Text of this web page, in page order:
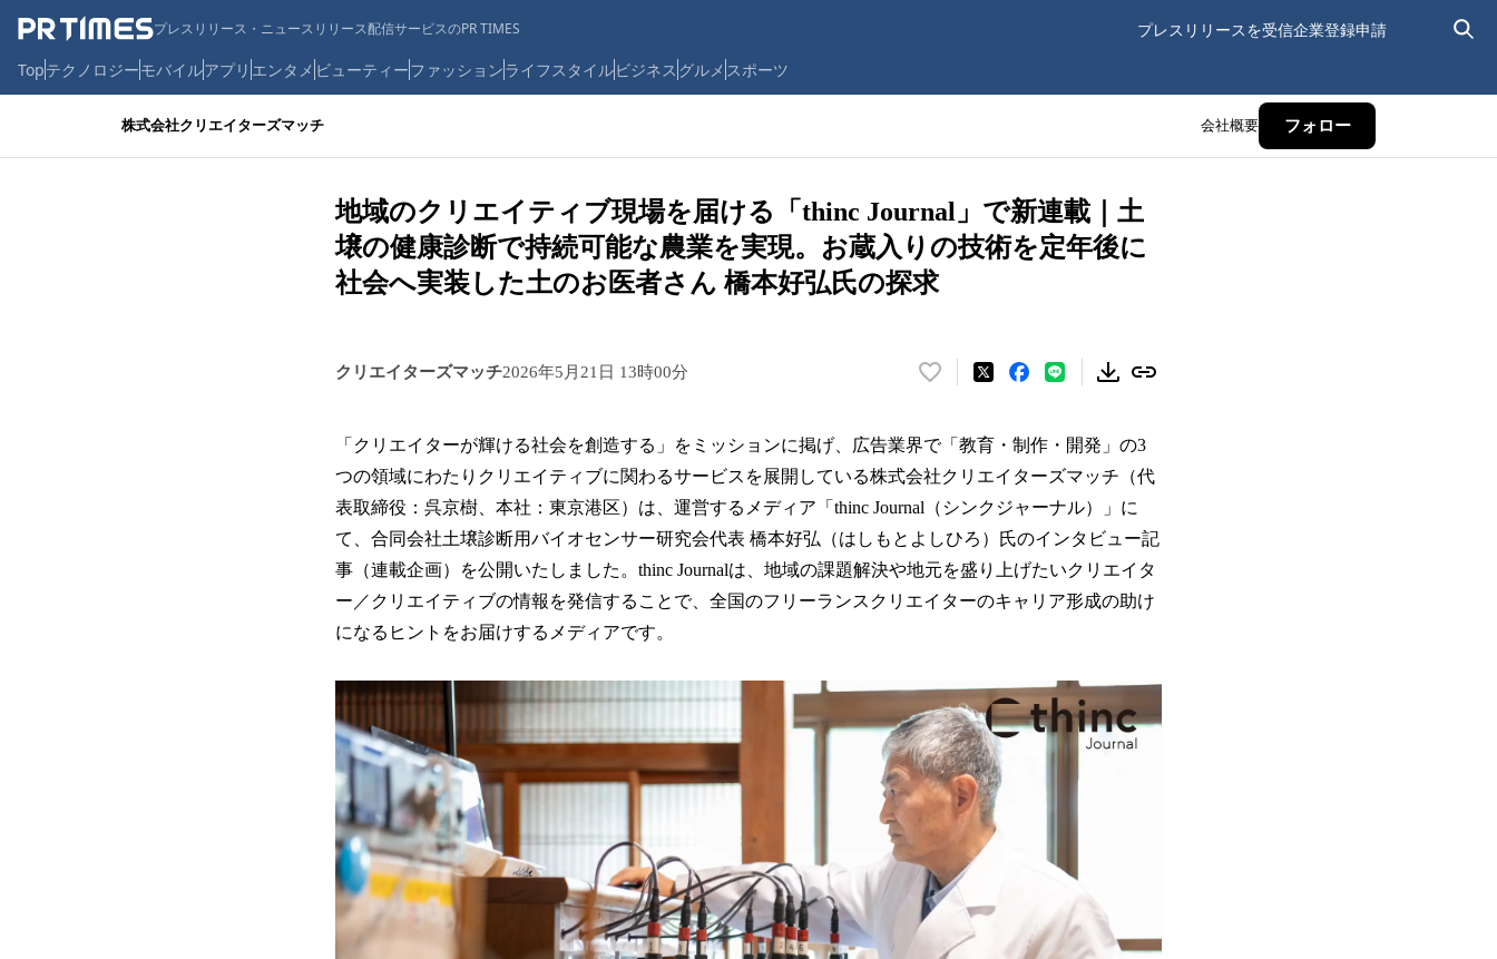
プレスリリース・ニュースリリース配信サービスのPR TIMES プレスリリースを受信企業登録申請
Topテクノロジーモバイルアプリ エンタメ ビューティーファッションライフスタイルビジネス グルメ スポーツ
株式会社クリエイターズマッチ 会社概要 フォロー
地域のクリエイティブ現場を届ける「thinc Journal」で新連載｜土
壌の健康診断で持続可能な農業を実現。お蔵入りの技術を定年後に
社会へ実装した土のお医者さん 橋本好弘氏の探求
クリエイターズマッチ2026年5月21日 13時00分
い
！
数
を
読
み
込
み
中
「クリエイターが輝ける社会を創造する」をミッションに掲げ、広告業界で「教育・制作・開発」の3
つの領域にわたりクリエイティブに関わるサービスを展開している株式会社クリエイターズマッチ（代
表取締役：呉京樹、本社：東京港区）は、運営するメディア「thinc Journal（シンクジャーナル）」に
て、合同会社土壌診断用バイオセンサー研究会代表 橋本好弘（はしもとよしひろ）氏のインタビュー記
事（連載企画）を公開いたしました。thinc Journalは、地域の課題解決や地元を盛り上げたいクリエイタ
ー／クリエイティブの情報を発信することで、全国のフリーランスクリエイターのキャリア形成の助け
になるヒントをお届けするメディアです。